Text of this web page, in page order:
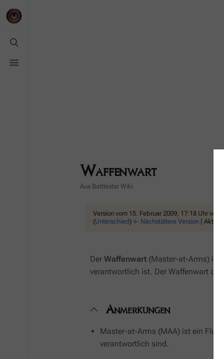
Suche
umschalten
umschalten
Waffenwart
Aus Battlestar Wiki
Version vom 15. Februar 2009, 17:18 Uhr von
(Unterschied) ← Nächstältere Version |
Der Waffenwart (Master-at-Arms) ist
verantwortlich ist. Der Waffenwart der
Anmerkungen
Master-at-Arms (MAA) ist ein
verantwortlich sind.